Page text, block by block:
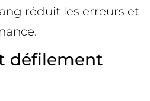
réduit les erreurs et
défilement